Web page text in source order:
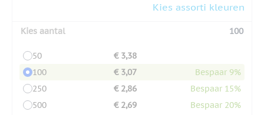
Kies assorti kleuren
Kies aantal 100
50
€ 3,38
100
€ 3,07
Bespaar 9%
250
€ 2,86
Bespaar 15%
500
€ 2,69
Bespaar 20%